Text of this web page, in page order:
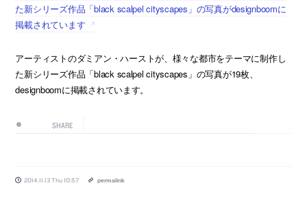
た新シリーズ作品「black scalpel cityscapes」の写真がdesignboomに
掲載されています
アーティストのダミアン・ハーストが、様々な都市をテーマに制作し
た新シリーズ作品「black scalpel cityscapes」の写真が19枚、
designboomに掲載されています。
SHARE
2014.11.13 Thu 10:57 permalink